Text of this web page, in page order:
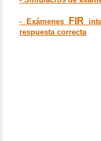
- Exámenes FIR
respuesta correcta